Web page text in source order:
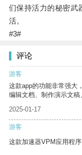
们保持活力的秘密武
活。
#3#
评论
游客
这款app的功能非常强大
编辑文档、制作演示文稿
2025-01-17
游客
这款加速器VPM应用程